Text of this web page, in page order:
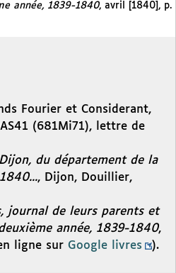
année, 1839-1840, avril [1840], p.
Fourier et Considerant,
(681Mi71), lettre de
du département de la
, Dijon, Douillier,
journal de leurs parents et
année, 1839-1840,
ligne sur Google livres ).